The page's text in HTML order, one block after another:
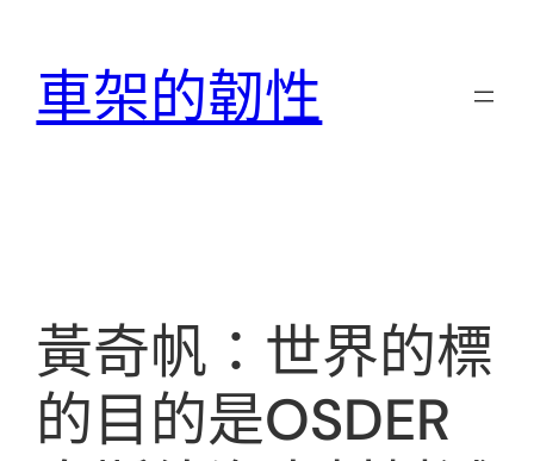
車架的韌性
黃奇帆：世界的標
的目的是OSDER